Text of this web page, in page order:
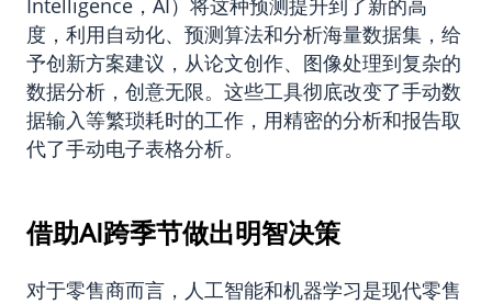
Intelligence，AI）将这种预测提升到了新的高
度，利用自动化、预测算法和分析海量数据集，给
予创新方案建议，从论文创作、图像处理到复杂的
数据分析，创意无限。这些工具彻底改变了手动数
据输入等繁琐耗时的工作，用精密的分析和报告取
代了手动电子表格分析。
借助AI跨季节做出明智决策
对于零售商而言，人工智能和机器学习是现代零售